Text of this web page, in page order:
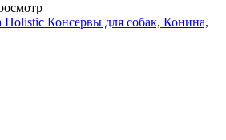
Holistic Консервы для собак, Конина,